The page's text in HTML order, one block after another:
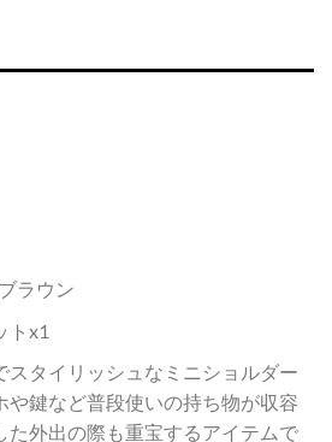
ラウン
トx1
スタイリッシュなミニショルダー
や鍵など普段使いの持ち物が収容
た外出の際も重宝するアイテムで